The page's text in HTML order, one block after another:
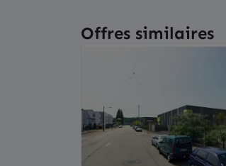
Offres similaires